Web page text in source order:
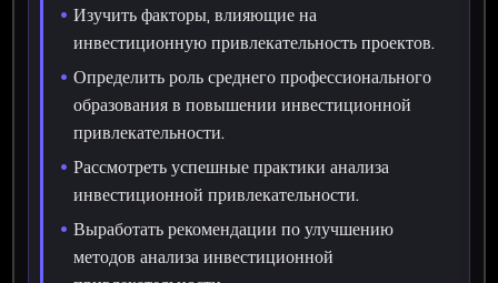
Изучить факторы, влияющие на
инвестиционную привлекательность проектов.
Определить роль среднего профессионального
образования в повышении инвестиционной
привлекательности.
Рассмотреть успешные практики анализа
инвестиционной привлекательности.
Выработать рекомендации по улучшению
методов анализа инвестиционной